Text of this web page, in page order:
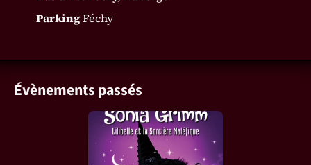
ParkingFéchy
Évènements passés